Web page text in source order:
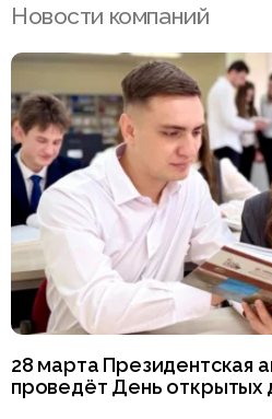
Новости компаний
28 марта Президентская
проведёт День открытых